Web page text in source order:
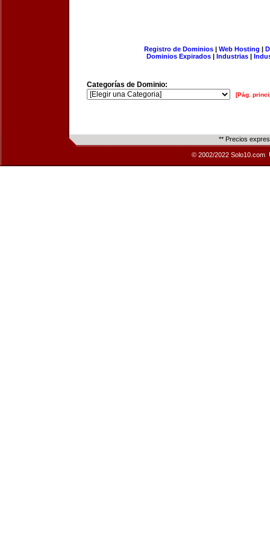
Registro de Dominios| Web Hosting |
Dominios Expirados | Industrias |
Categorías de Dominio:
[Pág.
** Precios
© 2002/2022 Solo10.com